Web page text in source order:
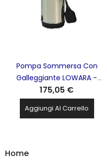
Home
Pompa Sommersa Con
Galleggiante LOWARA -
DOC3/A
175,05 €
Aggiungi Al Carrello